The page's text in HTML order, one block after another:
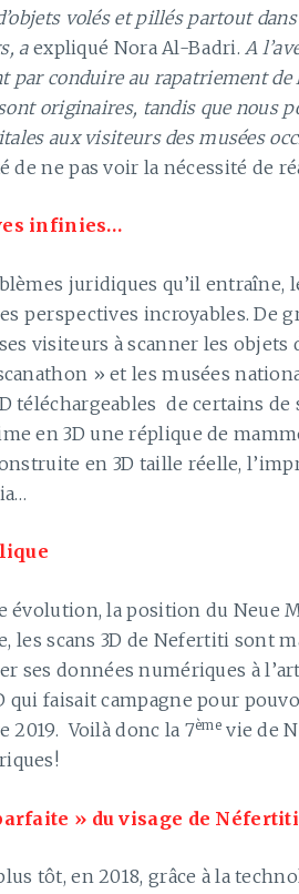
volés et pillés partout
a expliqué Nora Al-Badri. A
par conduire au rapatriement
originaires, tandis que nous
aux visiteurs des musées
de ne pas voir la nécessité de
infinies…
juridiques qu’il
perspectives incroyables. De
visiteurs à scanner les
» et les musées
téléchargeables de certains
en 3D une réplique de
en 3D taille réelle,
évolution, la position du Neue
les scans 3D de Nefertiti sont
ses données numériques à
qui faisait campagne pour
2019. Voilà donc la 7èmevie de
» du visage de Néfertiti
tôt, en 2018, grâce à la